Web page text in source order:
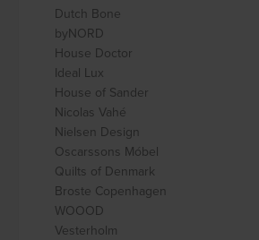
Dutch Bone
byNORD
House Doctor
Ideal Lux
House of Sander
Nicolas Vahé
Nielsen Design
Oscarssons Móbel
Quilts of Denmark
Broste Copenhagen
WOOOD
Vesterholm